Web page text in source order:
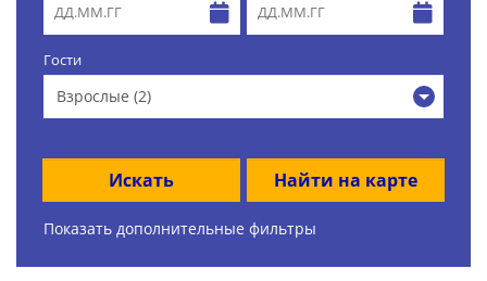
Гости
Взрослые (2)
Искать Найти на карте
Показать дополнительные фильтры